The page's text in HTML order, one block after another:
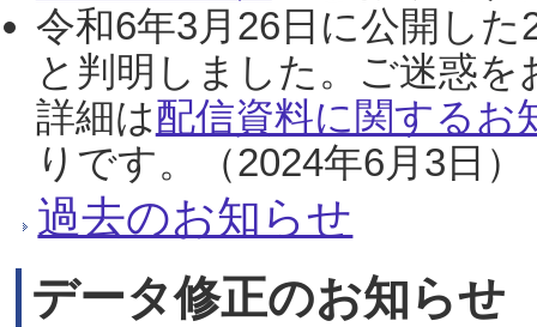
令和6年3月26日に公開し
と判明しました。ご迷惑
詳細は配信資料に関するお
りです。（2024年6月3日）
過去のお知らせ
データ修正のお知らせ